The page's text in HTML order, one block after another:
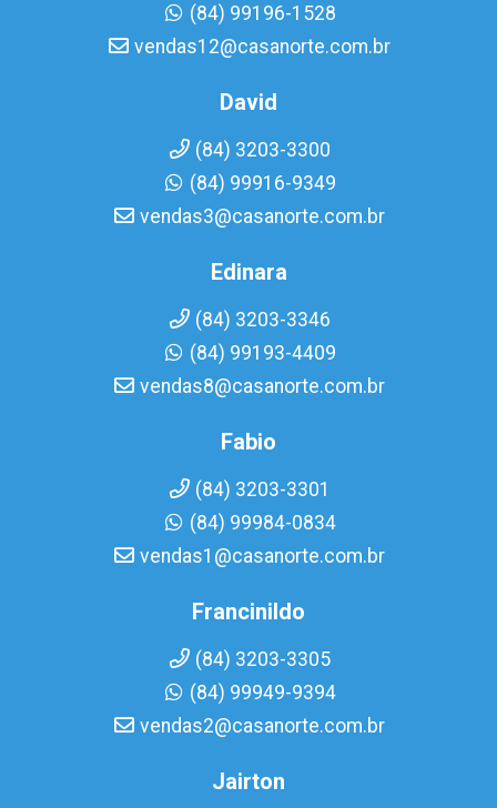
(84) 99196-1528
vendas12@casanorte.com.br
David
(84) 3203-3300
(84) 99916-9349
vendas3@casanorte.com.br
Edinara
(84) 3203-3346
(84) 99193-4409
vendas8@casanorte.com.br
Fabio
(84) 3203-3301
(84) 99984-0834
vendas1@casanorte.com.br
Francinildo
(84) 3203-3305
(84) 99949-9394
vendas2@casanorte.com.br
Jairton